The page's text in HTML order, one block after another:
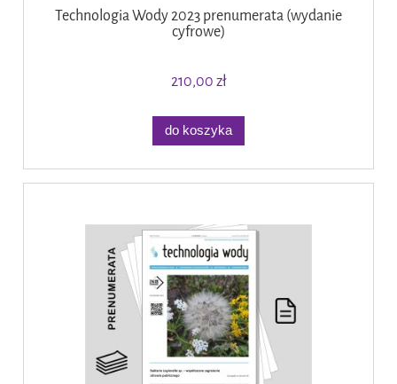
Technologia Wody 2023 prenumerata (wydanie
cyfrowe)
210,00 zł
do koszyka